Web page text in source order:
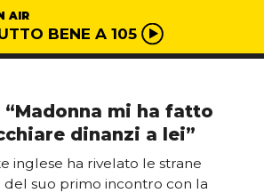
AIR
BENE A 105
“Madonna mi ha fatto
dinanzi a lei”
inglese ha rivelato le strane
del suo primo incontro con la